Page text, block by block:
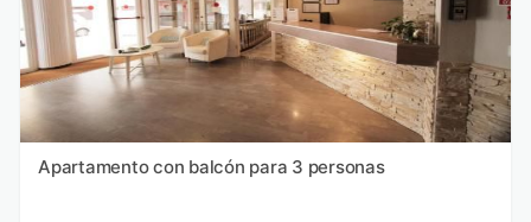
Apartamento con balcón para 3 personas